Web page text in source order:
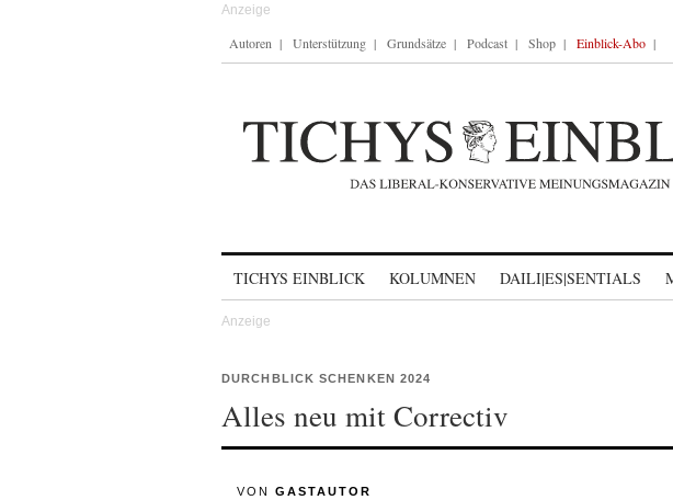
Autoren Unterstützung Grundsätze Podcast Shop Einblick-Abo
TICHYS EINBLICK KOLUMNEN DAILI|ES|SENTIALS
DURCHBLICK SCHENKEN 2024
Alles neu mit Correctiv
VON GASTAUTOR